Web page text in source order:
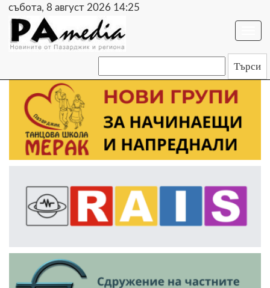
събота, 8 август 2026 14:25